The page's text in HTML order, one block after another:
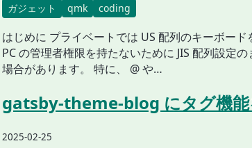
ガジェット qmk coding
はじめに プライベートでは US 配列のキーボード
PC の管理者権限を持たないために JIS 配列設定
場合があります。 特に、 @ や…
gatsby-theme-blog にタグ機能
2025-02-25